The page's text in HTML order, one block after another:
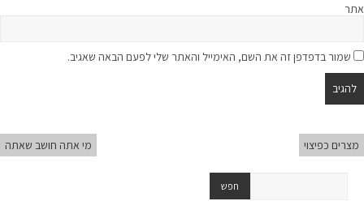
אתר
שמור בדפדפן זה את השם, האימייל והאתר שלי לפעם הבאה שאגיב.
מצרים כפיצוי מי אתה חושב שאתה